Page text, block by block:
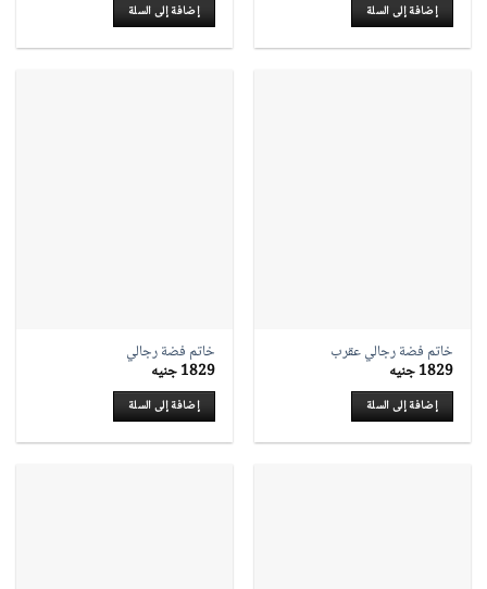
إضافة إلى السلة إضافة إلى السلة
خاتم فضة رجالي عقرب
1829جنيه
إضافة إلى السلة
خاتم فضة رجالي
1829جنيه
إضافة إلى السلة